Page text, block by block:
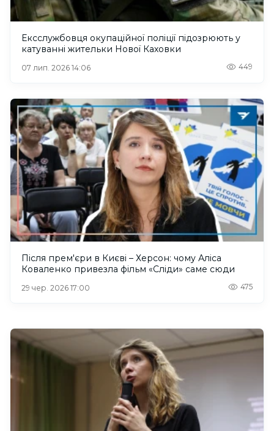
Ексслужбовця окупаційної поліції підозрюють у
катуванні жительки Нової Каховки
07 лип. 2026 14:06 449
Після прем'єри в Києві – Херсон: чому Аліса
Коваленко привезла фільм «Сліди» саме сюди
29 чер. 2026 17:00 475